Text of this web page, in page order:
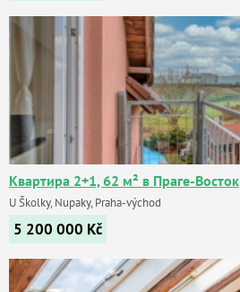
Квартира 2+1, 62 м² в Праге-Восток
U Školky, Nupaky, Praha-východ
5 200 000 Kč